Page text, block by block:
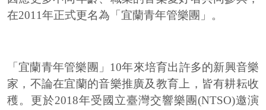
在2011年正式更名為「宜蘭青年管樂團」。
「宜蘭青年管樂團」10年來培育出許多的新興音樂
家，不論在宜蘭的音樂推廣及教育上，皆有耕耘收
穫。更於2018年受國立臺灣交響樂團(NTSO)邀演